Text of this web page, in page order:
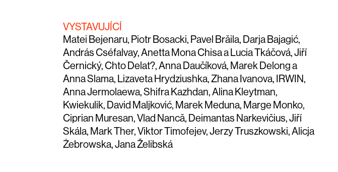
VYSTAVUJÍCÍ
Matei Bejenaru, Piotr Bosacki, Pavel Brăila, Darja Bajagić,
András Cséfalvay, Anetta Mona Chisa a Lucia Tkáčová, Jiří
Černický, Chto Delat?, Anna Daučíková, Marek Delong a
Anna Slama, Lizaveta Hrydziushka, Zhana Ivanova, IRWIN,
Anna Jermolaewa, Shifra Kazhdan, Alina Kleytman,
Kwiekulik, David Maljković, Marek Meduna, Marge Monko,
Ciprian Muresan, Vlad Nancă, Deimantas Narkevičius, Jiří
Skála, Mark Ther, Viktor Timofejev, Jerzy Truszkowski, Alicja
Żebrowska, Jana Želibská